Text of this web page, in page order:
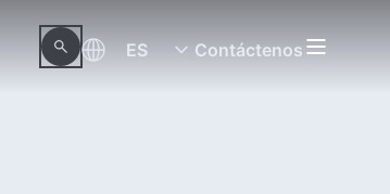
ES Contáctenos